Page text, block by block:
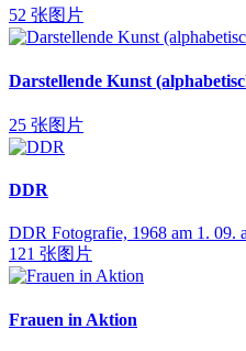
52 张图片
Darstellende Kunst
25 张图片
DDR
DDR Fotografie, 1968 am 1. 09.
121 张图片
Frauen in Aktion